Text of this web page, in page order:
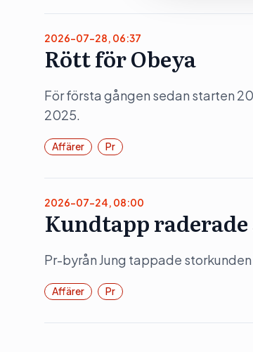
2026-07-28, 06:37
Rött för Obeya
För första gången sedan starten
2025.
Affärer Pr
2026-07-24, 08:00
Kundtapp
Pr-byrån Jung tappade
Affärer Pr